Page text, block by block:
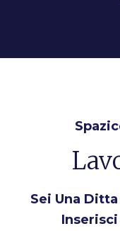
Sei Una
Inserisci